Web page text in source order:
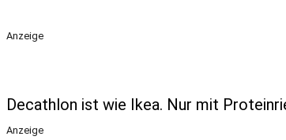
Anzeige
Decathlon ist wie Ikea. Nur mit
Anzeige